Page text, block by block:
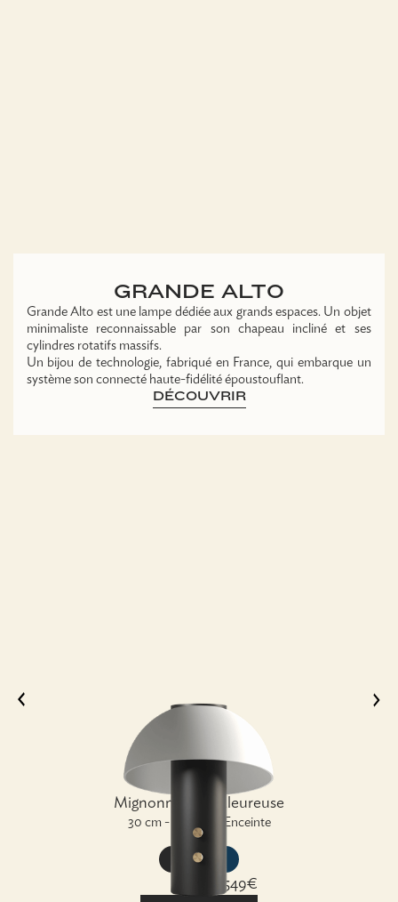
GRANDE ALTO
Grande Alto est une lampe dédiée aux grands espaces. Un objet
minimaliste reconnaissable par son chapeau incliné et ses
cylindres rotatifs massifs.
Un bijou de technologie, fabriqué en France, qui embarque un
système son connecté haute-fidélité époustouflant.
DÉCOUVRIR
PICCOLO
Mignonne et chaleureuse
30 cm - Lampe & Enceinte
549€